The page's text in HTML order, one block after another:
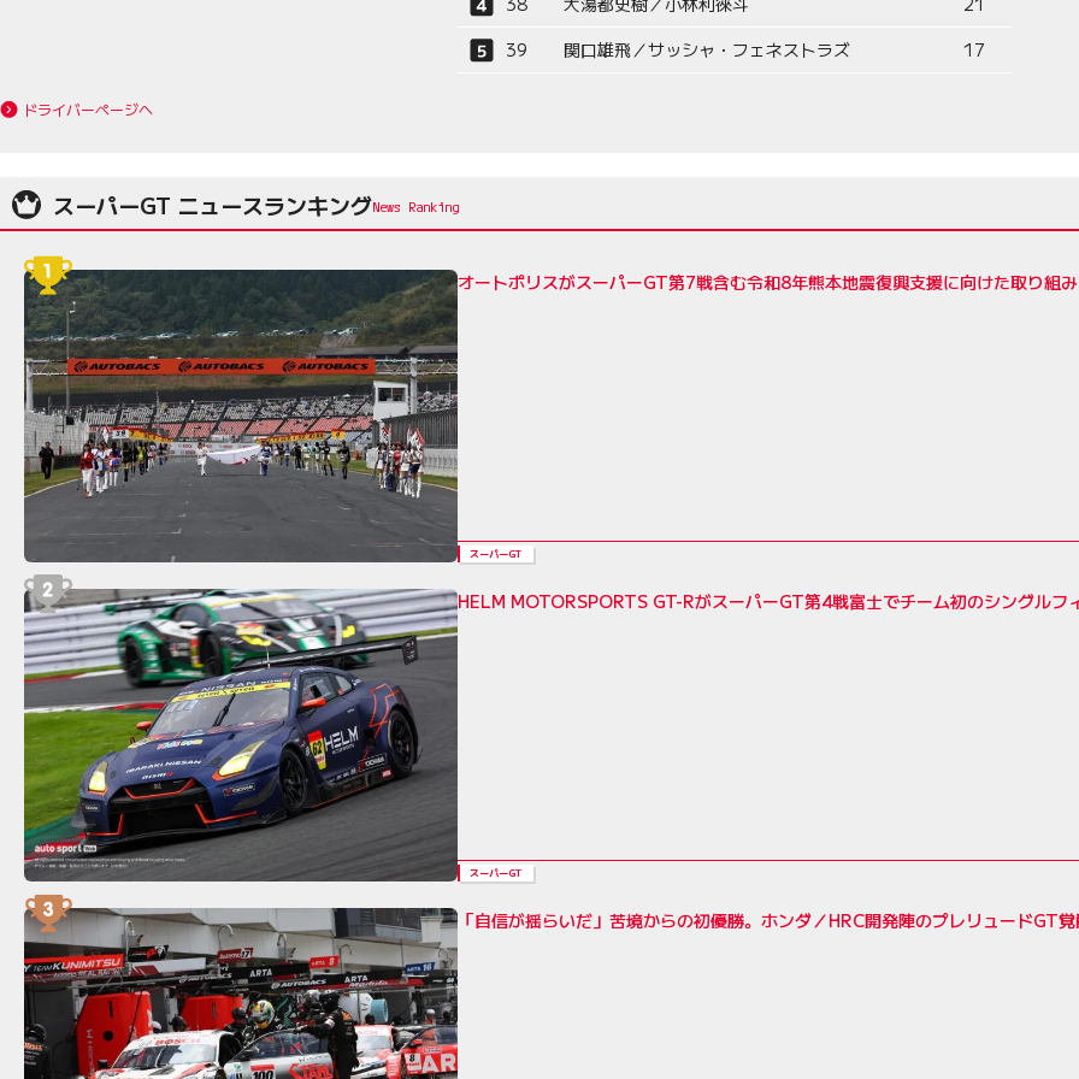
39
関口雄飛／サッシャ・フェネストラズ 17
ドライバーページへ
スーパーGT ニュースランキング
オートポリスがスーパーGT第7戦含む令和8年熊本地震復興支援に向けた取り組
スーパーGT
HELM MOTORSPORTS GT-RがスーパーGT第4戦富士でチーム初のシングルフ
スーパーGT
「自信が揺らいだ」苦境からの初優勝。ホンダ／HRC開発陣のプレリュードGT